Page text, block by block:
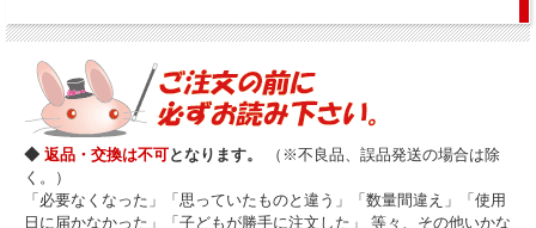
そしてそのまま全ての道具を調べてもらえるという完璧さです。
トリックの意外性も面白いですが、そのトリックを相手に調べてもらっても
分からなくした巧妙な作りも、また見事。
コレクションとしても是非とも揃えておきたい優秀なミニ・イリュージョン
です。
◆ 返品・交換は不可となります。
（※不良品、誤品発送の場合は除
く。）
「必要なくなった」「思っていたものと違う」「数量間違え」「使用
日に届かなかった」「子どもが勝手に注文した」 等々、その他いかな